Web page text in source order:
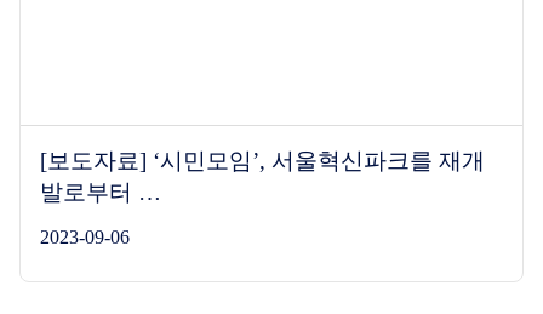
[보도자료] ‘시민모임’, 서울혁신파크를 재개
발로부터 …
2023-09-06